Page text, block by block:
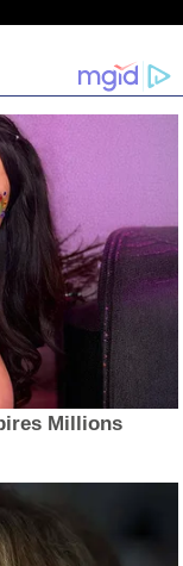
Millions